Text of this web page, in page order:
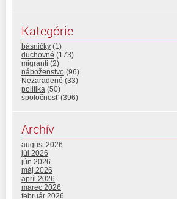
Kategórie
básničky (1)
duchovné (173)
migranti (2)
náboženstvo (96)
Nezaradené (33)
politika (50)
spoločnosť (396)
Archív
august 2026
júl 2026
jún 2026
máj 2026
apríl 2026
marec 2026
február 2026